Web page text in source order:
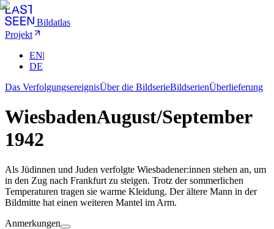
Bildatlas
Projekt
EN|
DE
Das VerfolgungsereignisÜber die BildserieBildserienÜberlieferung
WiesbadenAugust/September
1942
Als Jüdinnen und Juden verfolgte Wiesbadener:innen stehen an, um
in den Zug nach Frankfurt zu steigen. Trotz der sommerlichen
Temperaturen tragen sie warme Kleidung. Der ältere Mann in der
Bildmitte hat einen weiteren Mantel im Arm.
Anmerkungen